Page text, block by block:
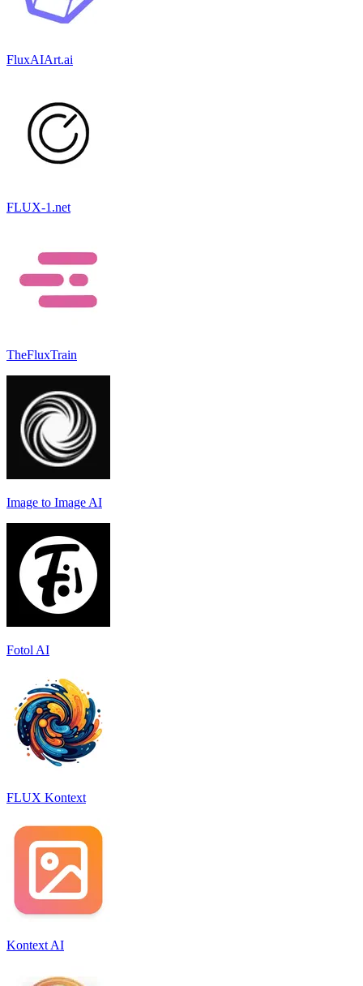
FluxAIArt.ai
FLUX-1.net
TheFluxTrain
Image to Image AI
Fotol AI
FLUX Kontext
Kontext AI